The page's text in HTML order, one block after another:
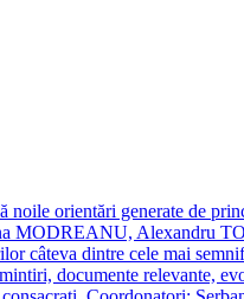
noile orientări generate de
MODREANU, Alexandru
câteva dintre cele mai
documente